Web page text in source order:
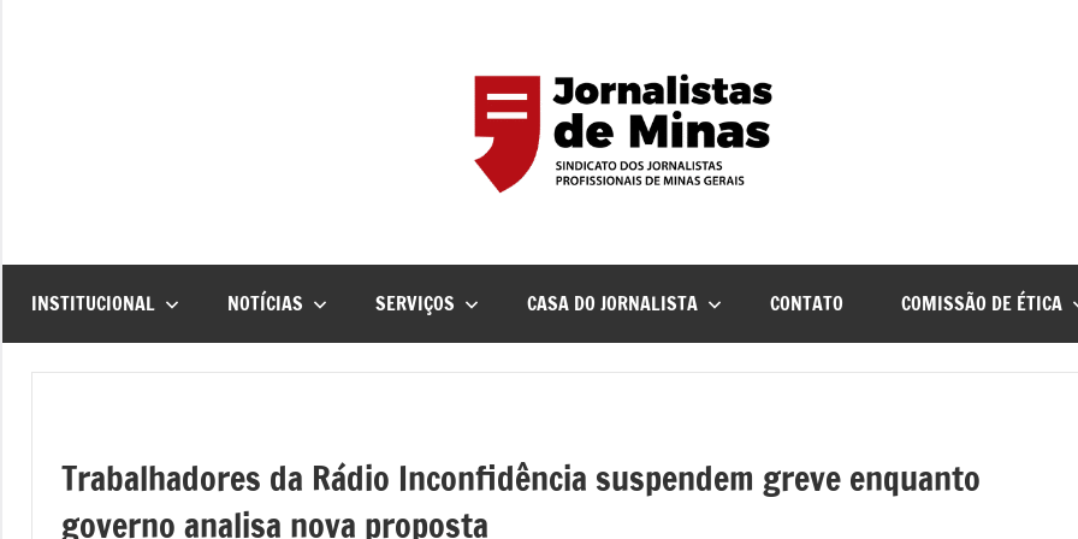
INSTITUCIONAL NOTÍCIAS SERVIÇOS CASA DO JORNALISTA CONTATO COMISSÃO DE ÉTICA
Trabalhadores da Rádio Inconfidência suspendem greve enquanto
governo analisa nova proposta